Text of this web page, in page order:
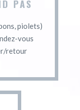
PAS
piolets)
vous
retour